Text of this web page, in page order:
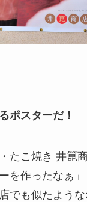
ポスターだ！
たこ焼き 井箟
を作ったなぁ
でも似たよう